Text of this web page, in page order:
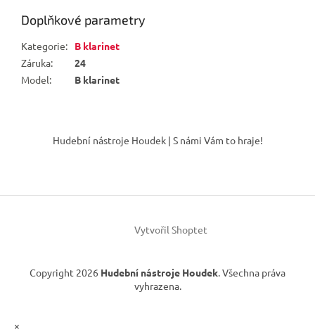
Doplňkové parametry
Kategorie:
B klarinet
Záruka:
24
Model: B klarinet
í
Hudební nástroje Houdek | S námi Vám to hraje!
Vytvořil Shoptet
Copyright 2026 Hudební nástroje Houdek. Všechna práva
vyhrazena.
×